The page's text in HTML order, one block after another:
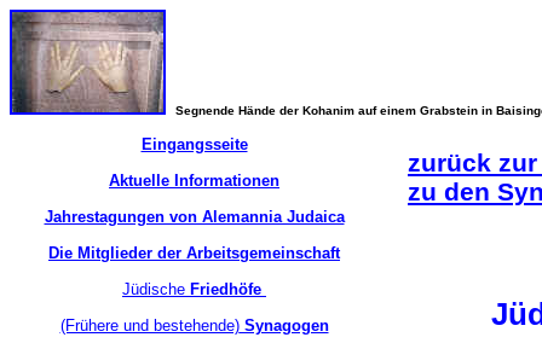
Segnende Hände der Kohanim auf einem Grabstein in
Eingangsseite
Aktuelle Informationen
Jahrestagungen von Alemannia Judaica
Die Mitglieder der Arbeitsgemeinschaft
Jüdische Friedhöfe
(Frühere und bestehende)Synagogen
zurück
zu den